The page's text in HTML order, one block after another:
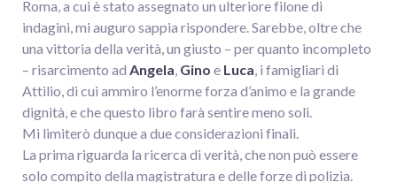
Roma, a cui è stato assegnato un ulteriore filone di
indagini, mi auguro sappia rispondere. Sarebbe, oltre che
una vittoria della verità, un giusto – per quanto incompleto
– risarcimento ad Angela, Gino e Luca, i famigliari di
Attilio, di cui ammiro l’enorme forza d’animo e la grande
dignità, e che questo libro farà sentire meno soli.
Mi limiterò dunque a due considerazioni finali.
La prima riguarda la ricerca di verità, che non può essere
solo compito della magistratura e delle forze di polizia.